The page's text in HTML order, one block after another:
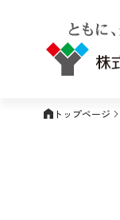
トップページ